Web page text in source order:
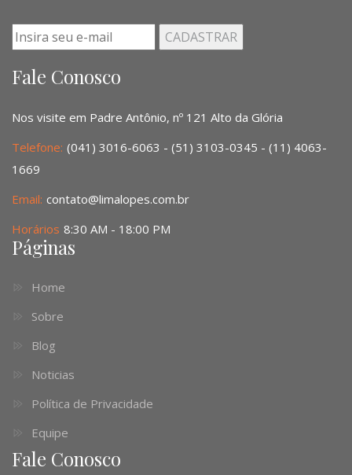
Fale Conosco
Nos visite em Padre Antônio, nº 121 Alto da Glória
Telefone: (041) 3016-6063 - (51) 3103-0345 - (11) 4063-
1669
Email: contato@limalopes.com.br
Horários 8:30 AM - 18:00 PM
Páginas
Home
Sobre
Blog
Noticias
Política de Privacidade
Equipe
Fale Conosco